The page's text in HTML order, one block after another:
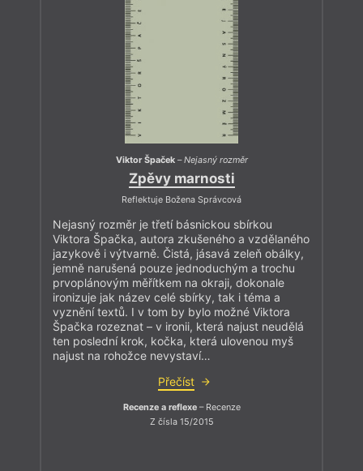
Viktor Špaček–Nejasný rozměr
Zpěvy marnosti
Reflektuje Božena Správcová
Nejasný rozměr je třetí básnickou sbírkou
Viktora Špačka, autora zkušeného a vzdělaného
jazykově i výtvarně. Čistá, jásavá zeleň obálky,
jemně narušená pouze jednoduchým a trochu
prvoplánovým měřítkem na okraji, dokonale
ironizuje jak název celé sbírky, tak i téma a
vyznění textů. I v tom by bylo možné Viktora
Špačka rozeznat – v ironii, která najust neudělá
ten poslední krok, kočka, která ulovenou myš
najust na rohožce nevystaví…
Přečíst
Recenze a reflexe– Recenze
Z čísla 15/2015